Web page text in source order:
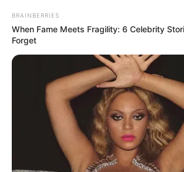
BRAINBERRIES
When Fame Meets Fragility: 6 Celebrity
Forget